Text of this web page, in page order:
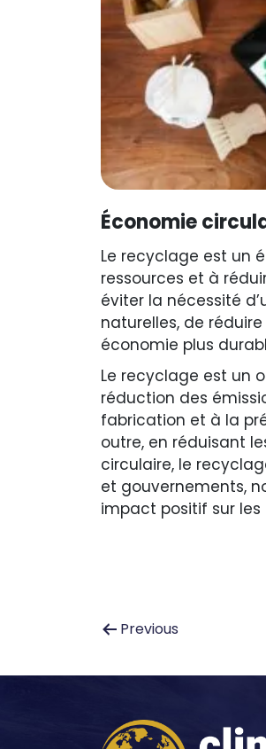
Économie
Le recyclage est un
ressources et à
éviter la nécessité
naturelles, de
économie plus
Le recyclage est un
réduction des
fabrication et à la
outre, en réduisant
circulaire, le
et gouvernements,
impact positif sur
Navigation
de
Previous